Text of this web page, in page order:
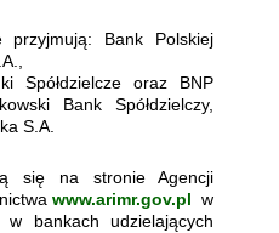
przyjmują: Bank Polskiej
Spółdzielcze oraz BNP
Bank Spółdzielczy,
S.A.
się na stronie Agencji
www.arimr.gov.pl w
w bankach udzielających